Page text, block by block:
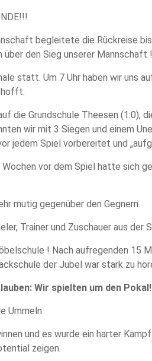
begleitete die Rückreise
den Sieg unserer Mannschaft !
statt. Um 7 Uhr haben wir
die Grundschule Theesen (1:0),
wir mit 3 Siegen und einem
jedem Spiel vorbereitet und
vor dem Spiel hatte sich
mutig gegenüber den Gegnern.
Trainer und Zuschauer aus
! Nach aufregenden 15
der Jubel war stark zu
Wir spielten um den Pokal!
Ummeln
und es wurde ein harter
zeigen.